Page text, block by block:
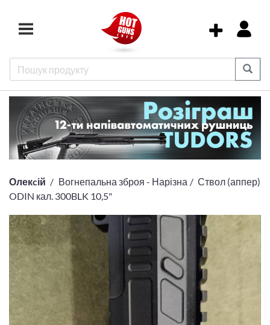
Олекcій Вогнепальна зброя - Нарізна
Ствол (аппер)
ODIN кал. 300BLK 10,5"